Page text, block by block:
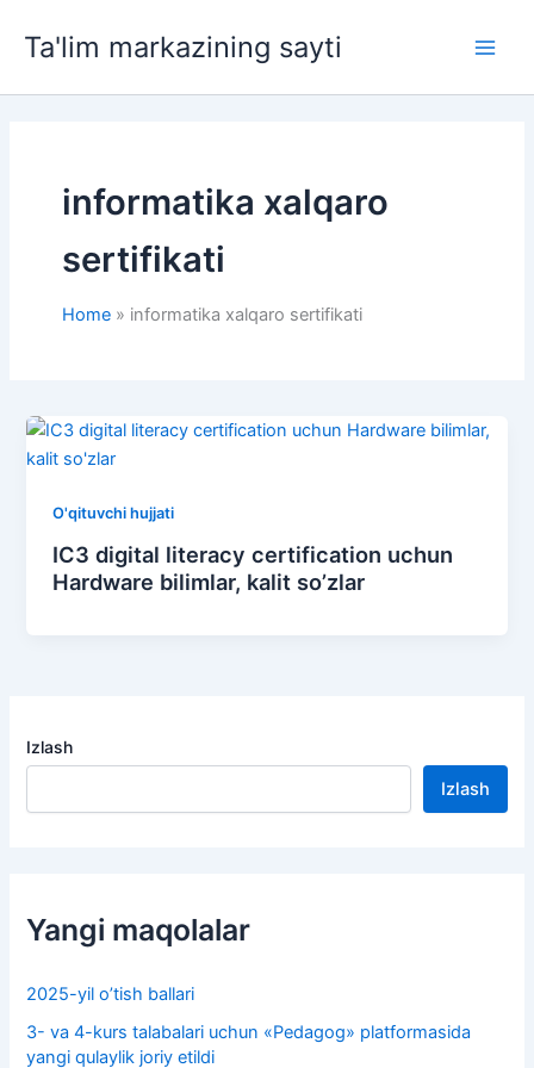
Ta'lim markazining sayti
informatika xalqaro
sertifikati
Home informatika xalqaro sertifikati
O'qituvchi hujjati
IC3 digital literacy certification uchun
Hardware bilimlar, kalit so’zlar
Izlash
Izlash
Yangi maqolalar
2025-yil o’tish ballari
3- va 4-kurs talabalari uchun «Pedagog» platformasida
yangi qulaylik joriy etildi